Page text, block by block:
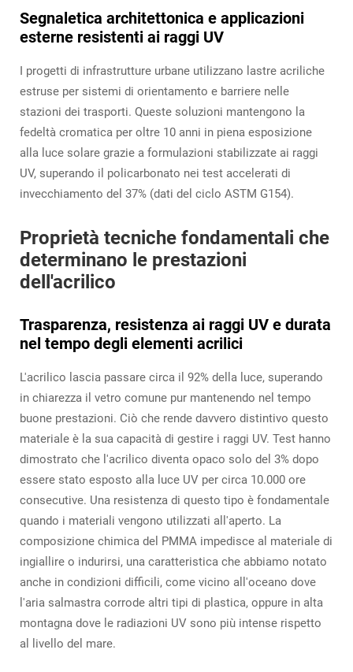
Segnaletica architettonica e applicazioni
esterne resistenti ai raggi UV
I progetti di infrastrutture urbane utilizzano lastre acriliche
estruse per sistemi di orientamento e barriere nelle
stazioni dei trasporti. Queste soluzioni mantengono la
fedeltà cromatica per oltre 10 anni in piena esposizione
alla luce solare grazie a formulazioni stabilizzate ai raggi
UV, superando il policarbonato nei test accelerati di
invecchiamento del 37% (dati del ciclo ASTM G154).
Proprietà tecniche fondamentali che
determinano le prestazioni
dell'acrilico
Trasparenza, resistenza ai raggi UV e durata
nel tempo degli elementi acrilici
L'acrilico lascia passare circa il 92% della luce, superando
in chiarezza il vetro comune pur mantenendo nel tempo
buone prestazioni. Ciò che rende davvero distintivo questo
materiale è la sua capacità di gestire i raggi UV. Test hanno
dimostrato che l'acrilico diventa opaco solo del 3% dopo
essere stato esposto alla luce UV per circa 10.000 ore
consecutive. Una resistenza di questo tipo è fondamentale
quando i materiali vengono utilizzati all'aperto. La
composizione chimica del PMMA impedisce al materiale di
ingiallire o indurirsi, una caratteristica che abbiamo notato
anche in condizioni difficili, come vicino all'oceano dove
l'aria salmastra corrode altri tipi di plastica, oppure in alta
montagna dove le radiazioni UV sono più intense rispetto
al livello del mare.